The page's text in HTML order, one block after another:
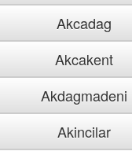
Akcadag
Akcakent
Akdagmadeni
Akincilar